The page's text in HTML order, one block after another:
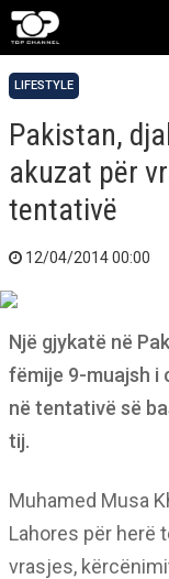
LIFESTYLE
Pakistan,
akuzat për
tentativë
12/04/2014 00:00
Një gjykatë në
fëmije 9-muajsh i
në tentativë së
tij.
Muhamed Musa
Lahores për herë
vrasjes,